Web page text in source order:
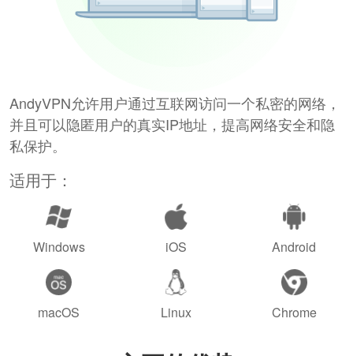
AndyVPN允许用户通过互联网访问一个私密的网络，
并且可以隐匿用户的真实IP地址，提高网络安全和隐
私保护。
适用于：
Windows iOS Android
macOS Linux Chrome